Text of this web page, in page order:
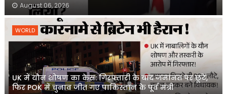
August 06, 2026
WORLD
UK में यौन शोषण का केस: गिरफ्तारी के बाद जमानत पर छूटे,
फिर POK में चुनाव जीत गए पाकिस्तान के पूर्व मंत्री